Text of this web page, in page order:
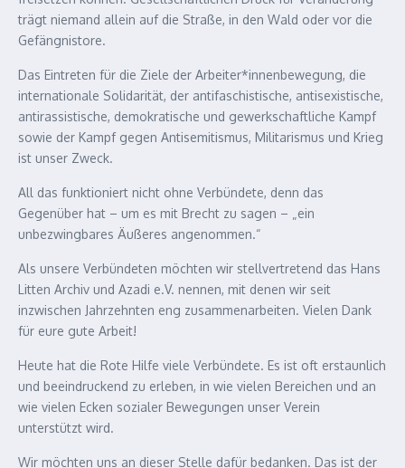
trägt niemand allein auf die Straße, in den Wald oder vor die
Gefängnistore.
Das Eintreten für die Ziele der Arbeiter*innenbewegung, die
internationale Solidarität, der antifaschistische, antisexistische,
antirassistische, demokratische und gewerkschaftliche Kampf
sowie der Kampf gegen Antisemitismus, Militarismus und Krieg
ist unser Zweck.
All das funktioniert nicht ohne Verbündete, denn das
Gegenüber hat – um es mit Brecht zu sagen – „ein
unbezwingbares Äußeres angenommen.“
Als unsere Verbündeten möchten wir stellvertretend das Hans
Litten Archiv und Azadi e.V. nennen, mit denen wir seit
inzwischen Jahrzehnten eng zusammenarbeiten. Vielen Dank
für eure gute Arbeit!
Heute hat die Rote Hilfe viele Verbündete. Es ist oft erstaunlich
und beeindruckend zu erleben, in wie vielen Bereichen und an
wie vielen Ecken sozialer Bewegungen unser Verein
unterstützt wird.
Wir möchten uns an dieser Stelle dafür bedanken. Das ist der